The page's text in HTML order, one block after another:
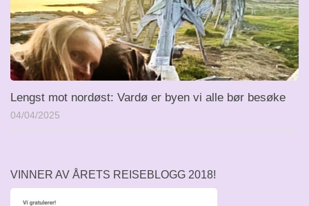
Lengst mot nordøst: Vardø er byen vi alle bør besøke
04/04/2025
VINNER AV ÅRETS REISEBLOGG 2018!